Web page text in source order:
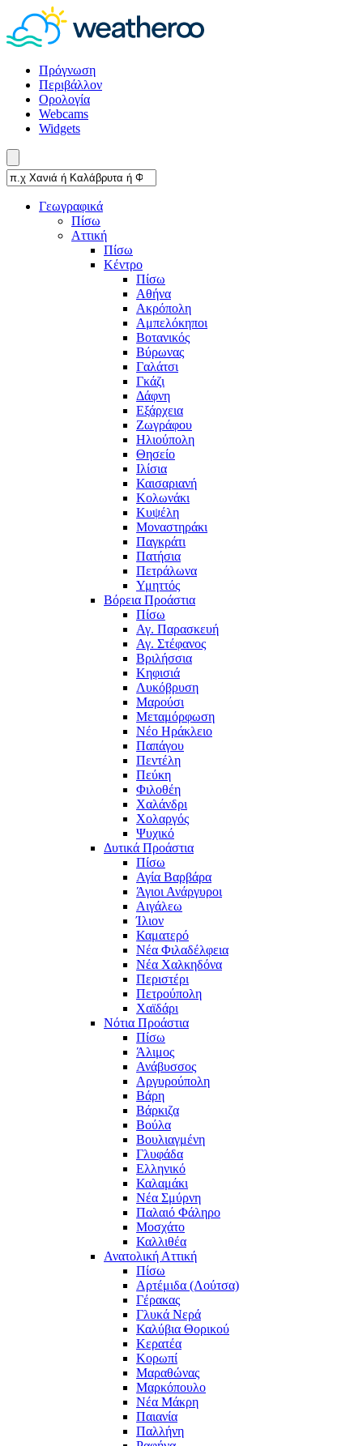
Πρόγνωση
Περιβάλλον
Ορολογία
Webcams
Widgets
Γεωγραφικά
Πίσω
Αττική
Πίσω
Κέντρο
Πίσω
Αθήνα
Ακρόπολη
Αμπελόκηποι
Βοτανικός
Βύρωνας
Γαλάτσι
Γκάζι
Δάφνη
Εξάρχεια
Ζωγράφου
Ηλιούπολη
Θησείο
Ιλίσια
Καισαριανή
Κολωνάκι
Κυψέλη
Μοναστηράκι
Παγκράτι
Πατήσια
Πετράλωνα
Υμηττός
Βόρεια Προάστια
Πίσω
Αγ. Παρασκευή
Αγ. Στέφανος
Βριλήσσια
Κηφισιά
Λυκόβρυση
Μαρούσι
Μεταμόρφωση
Νέο Ηράκλειο
Παπάγου
Πεντέλη
Πεύκη
Φιλοθέη
Χαλάνδρι
Χολαργός
Ψυχικό
Δυτικά Προάστια
Πίσω
Αγία Βαρβάρα
Άγιοι Ανάργυροι
Αιγάλεω
Ίλιον
Καματερό
Νέα Φιλαδέλφεια
Νέα Χαλκηδόνα
Περιστέρι
Πετρούπολη
Χαϊδάρι
Νότια Προάστια
Πίσω
Άλιμος
Ανάβυσσος
Αργυρούπολη
Βάρη
Βάρκιζα
Βούλα
Βουλιαγμένη
Γλυφάδα
Ελληνικό
Καλαμάκι
Νέα Σμύρνη
Παλαιό Φάληρο
Μοσχάτο
Καλλιθέα
Ανατολική Αττική
Πίσω
Αρτέμιδα (Λούτσα)
Γέρακας
Γλυκά Νερά
Καλύβια Θορικού
Κερατέα
Κορωπί
Μαραθώνας
Μαρκόπουλο
Νέα Μάκρη
Παιανία
Παλλήνη